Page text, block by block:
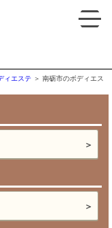
ィエステ
南砺市のボディエス